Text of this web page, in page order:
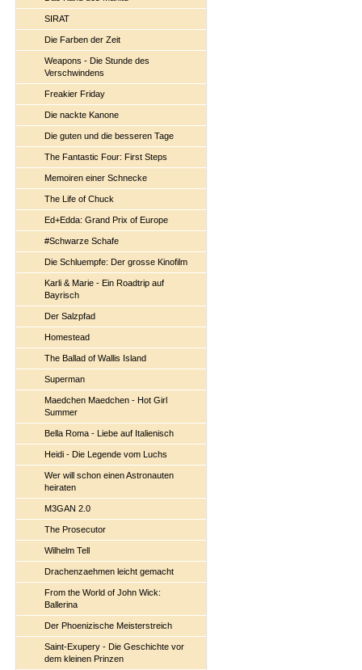
SIRAT
Die Farben der Zeit
Weapons - Die Stunde des
Verschwindens
Freakier Friday
Die nackte Kanone
Die guten und die besseren Tage
The Fantastic Four: First Steps
Memoiren einer Schnecke
The Life of Chuck
Ed+Edda: Grand Prix of Europe
#Schwarze Schafe
Die Schluempfe: Der grosse Kinofilm
Karli & Marie - Ein Roadtrip auf
Bayrisch
Der Salzpfad
Homestead
The Ballad of Wallis Island
Superman
Maedchen Maedchen - Hot Girl
Summer
Bella Roma - Liebe auf Italienisch
Heidi - Die Legende vom Luchs
Wer will schon einen Astronauten
heiraten
M3GAN 2.0
The Prosecutor
Wilhelm Tell
Drachenzaehmen leicht gemacht
From the World of John Wick:
Ballerina
Der Phoenizische Meisterstreich
Saint-Exupery - Die Geschichte vor
dem kleinen Prinzen